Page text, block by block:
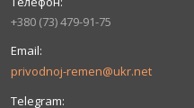
+380 (73) 479-91-75
privodnoj-remen@ukr.net